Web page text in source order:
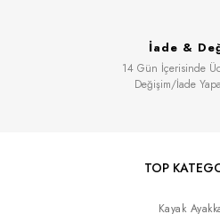
İade &
14 Gün İçerisinde
Değişim/İade
TOP
Kayak